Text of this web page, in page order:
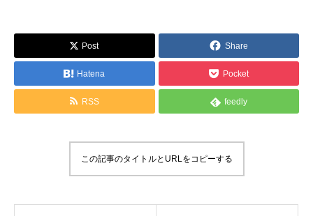
Post Share
Hatena Pocket
RSS feedly
この記事のタイトルとURLをコピーする